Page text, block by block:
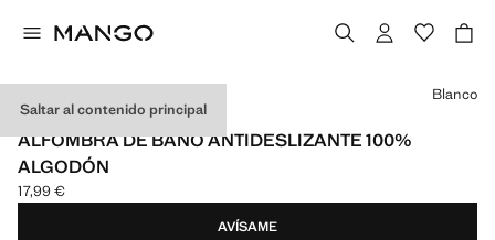
Saltar al contenido principal
900 GR/M2 / 600 GR/M2
ALFOMBRA DE BAÑO ANTIDESLIZANTE 100%
ALGODÓN
Precio actual [17,99 € ]
17,99 €
Selecciona un color
Blanco
AVÍSAME